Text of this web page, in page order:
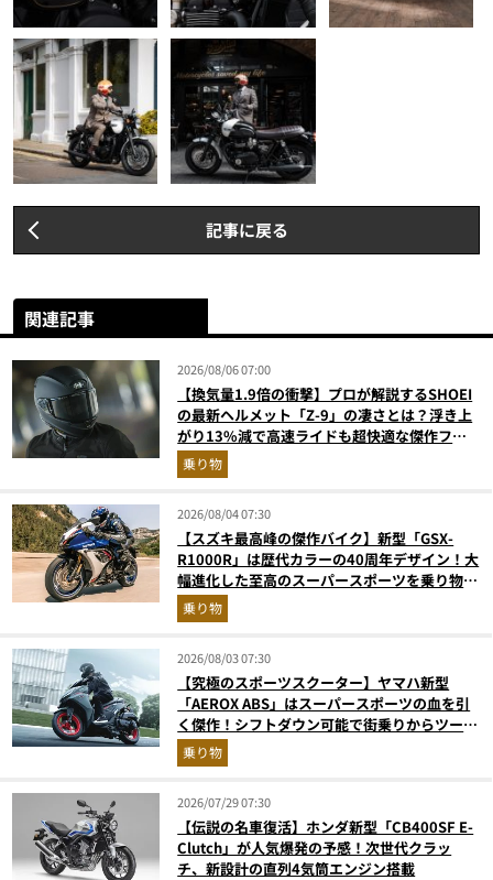
記事に戻る
関連記事
2026/08/06 07:00
【換気量1.9倍の衝撃】プロが解説するSHOEI
の最新ヘルメット「Z-9」の凄さとは？浮き上
がり13%減で高速ライドも超快適な傑作フル
フェイス
乗り物
2026/08/04 07:30
【スズキ最高峰の傑作バイク】新型「GSX-
R1000R」は歴代カラーの40周年デザイン！大
幅進化した至高のスーパースポーツを乗り物ラ
イターが解説
乗り物
2026/08/03 07:30
【究極のスポーツスクーター】ヤマハ新型
「AEROX ABS」はスーパースポーツの血を引
く傑作！シフトダウン可能で街乗りからツーリ
ングまで最強
乗り物
2026/07/29 07:30
【伝説の名車復活】ホンダ新型「CB400SF E-
Clutch」が人気爆発の予感！次世代クラッ
チ、新設計の直列4気筒エンジン搭載